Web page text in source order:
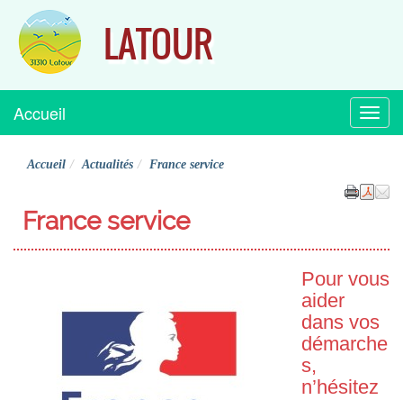
LATOUR
Menu
Accueil
Accueil Actualités France service
France service
Pour vous
aider
dans vos
démarche
s,
n’hésitez